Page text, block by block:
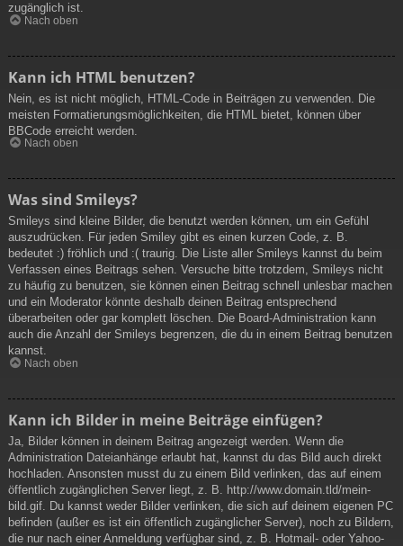
zugänglich ist.
Nach oben
Kann ich HTML benutzen?
Nein, es ist nicht möglich, HTML-Code in Beiträgen zu verwenden. Die
meisten Formatierungsmöglichkeiten, die HTML bietet, können über
BBCode erreicht werden.
Nach oben
Was sind Smileys?
Smileys sind kleine Bilder, die benutzt werden können, um ein Gefühl
auszudrücken. Für jeden Smiley gibt es einen kurzen Code, z. B.
bedeutet :) fröhlich und :( traurig. Die Liste aller Smileys kannst du beim
Verfassen eines Beitrags sehen. Versuche bitte trotzdem, Smileys nicht
zu häufig zu benutzen, sie können einen Beitrag schnell unlesbar machen
und ein Moderator könnte deshalb deinen Beitrag entsprechend
überarbeiten oder gar komplett löschen. Die Board-Administration kann
auch die Anzahl der Smileys begrenzen, die du in einem Beitrag benutzen
kannst.
Nach oben
Kann ich Bilder in meine Beiträge einfügen?
Ja, Bilder können in deinem Beitrag angezeigt werden. Wenn die
Administration Dateianhänge erlaubt hat, kannst du das Bild auch direkt
hochladen. Ansonsten musst du zu einem Bild verlinken, das auf einem
öffentlich zugänglichen Server liegt, z. B. http://www.domain.tld/mein-
bild.gif. Du kannst weder Bilder verlinken, die sich auf deinem eigenen PC
befinden (außer es ist ein öffentlich zugänglicher Server), noch zu Bildern,
die nur nach einer Anmeldung verfügbar sind, z. B. Hotmail- oder Yahoo-